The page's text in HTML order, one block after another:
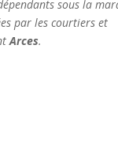
sous la
par les courtiers et
Arces.